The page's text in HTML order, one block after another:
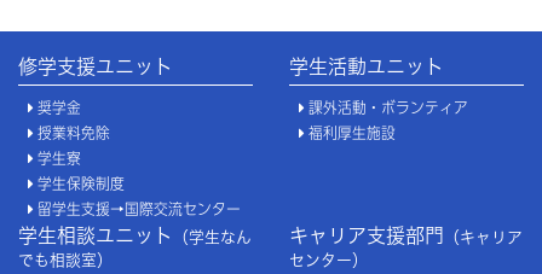
修学支援ユニット
奨学金
授業料免除
学生寮
学生保険制度
留学生支援→国際交流センター
学生活動ユニット
課外活動・ボランティア
福利厚生施設
学生相談ユニット
（学生なん
でも相談室）
キャリア支援部門
（キャリア
センター）